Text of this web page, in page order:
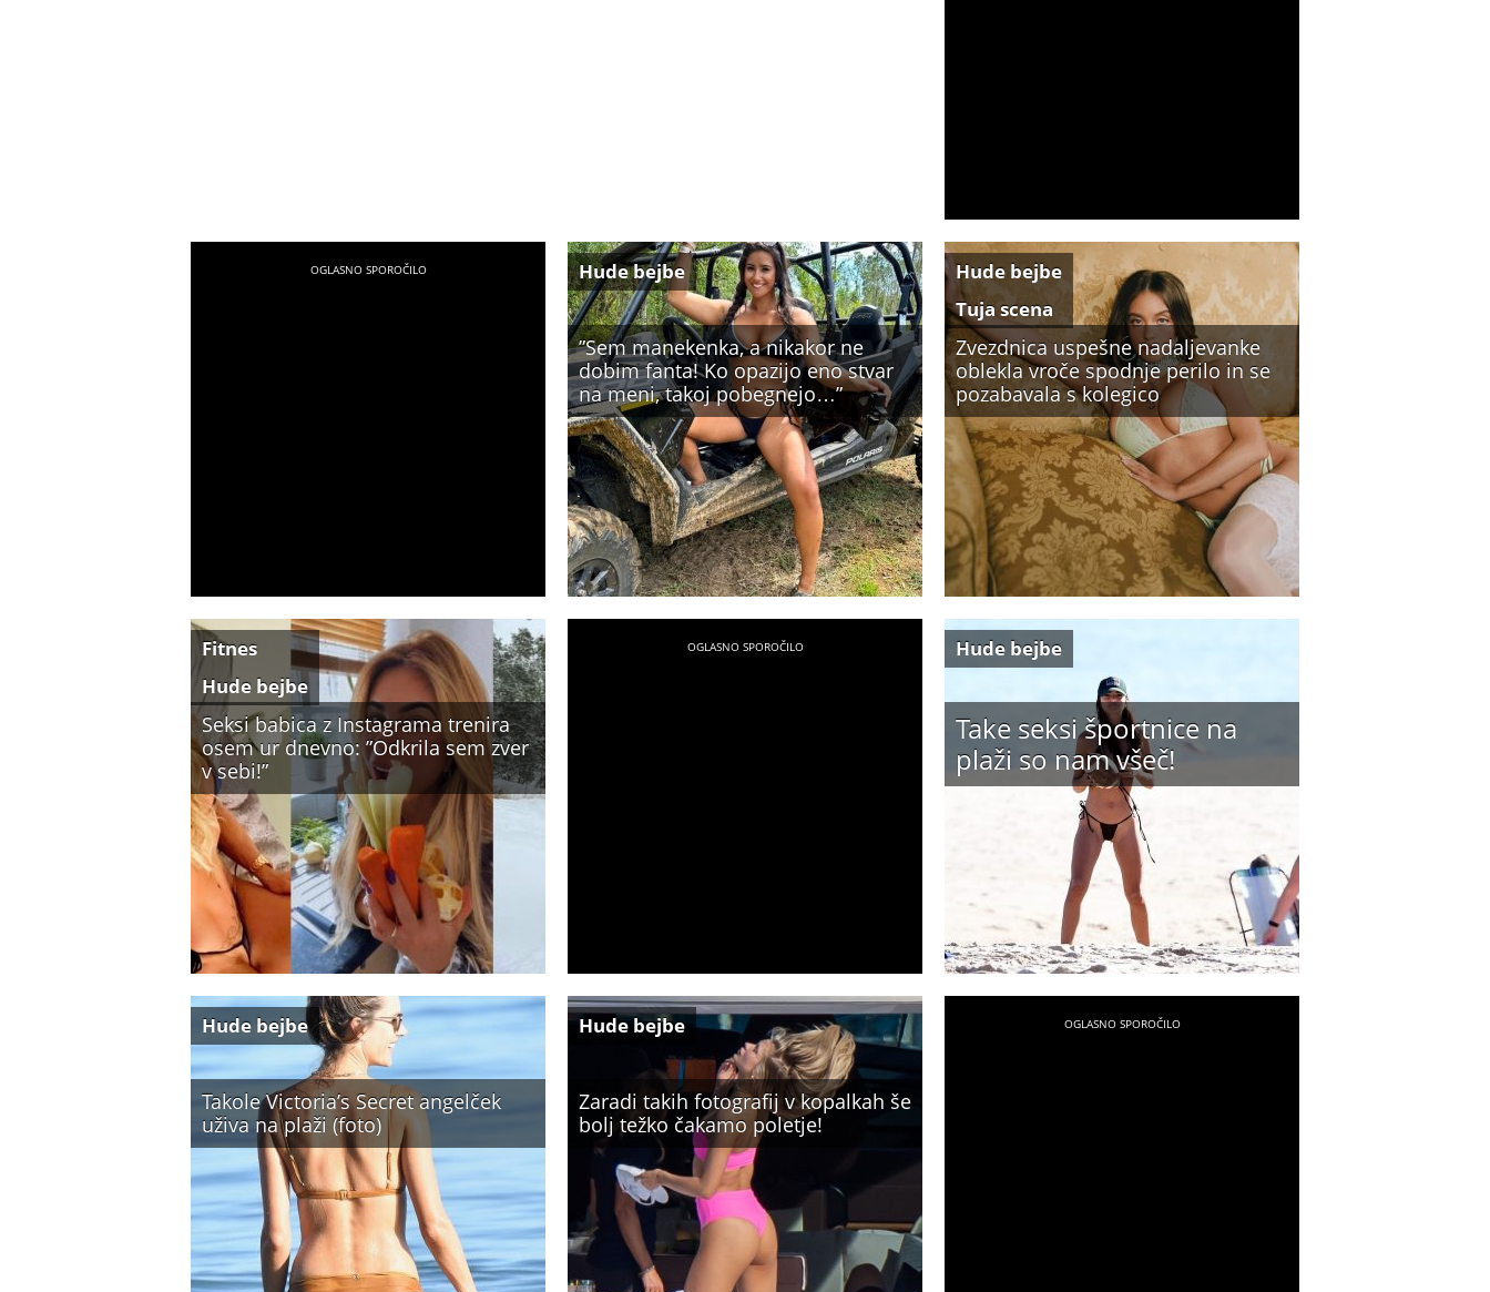
”Sem manekenka, a nikakor ne
dobim fanta! Ko opazijo eno stvar
na meni, takoj pobegnejo…”
Hude bejbe
Zvezdnica uspešne nadaljevanke
oblekla vroče spodnje perilo in se
pozabavala s kolegico
Hude bejbe
Tuja scena
Seksi babica z Instagrama trenira
osem ur dnevno: ”Odkrila sem zver
v sebi!”
Fitnes
Hude bejbe
Take seksi športnice na
plaži so nam všeč!
Hude bejbe
Takole Victoria’s Secret angelček
uživa na plaži (foto)
Hude bejbe
Zaradi takih fotografij v kopalkah še
bolj težko čakamo poletje!
Hude bejbe